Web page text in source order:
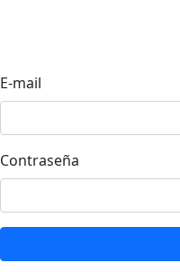
E-mail
Contraseña